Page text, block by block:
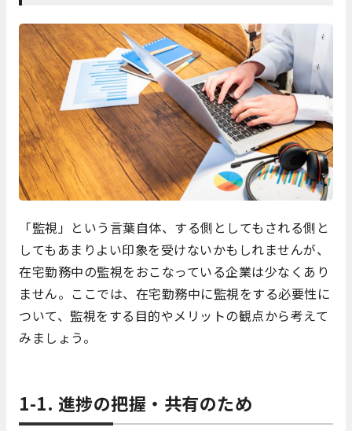
「監視」という言葉自体、する側としてもされる側と
してもあまりよい印象を受けないかもしれませんが、
在宅勤務中の監視をおこなっている企業は少なくあり
ません。ここでは、在宅勤務中に監視をする必要性に
ついて、監視をする目的やメリットの観点から考えて
みましょう。
1-1. 進捗の把握・共有のため